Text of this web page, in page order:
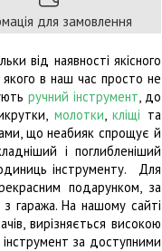
для замовлення
від наявності якісного
якого в наш час просто не
ручний інструмент, до
молотки,кліщі та
що неабияк спрощує й
і поглибленіший
інструменту. Для
подарунком, за
гаража. На нашому сайті
вирізняється високою
за доступними